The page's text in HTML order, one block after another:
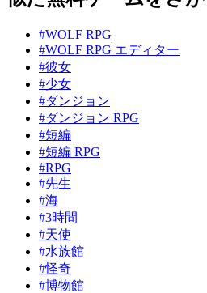
#WOLF RPG
#WOLF RPG エディター
#彼女
#少女
#ダンジョン
#ダンジョン RPG
#短編
#短編 RPG
#RPG
#先生
#海
#3時間
#天使
#水族館
#怪奇
#博物館